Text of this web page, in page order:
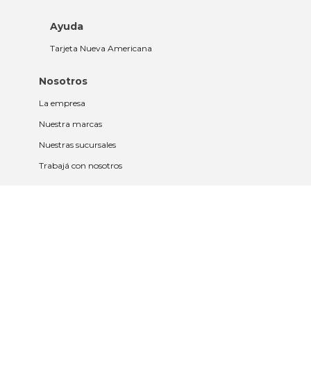
Ayuda
Tarjeta Nueva Americana
Nosotros
La empresa
Nuestra marcas
Nuestras sucursales
Trabajá con nosotros